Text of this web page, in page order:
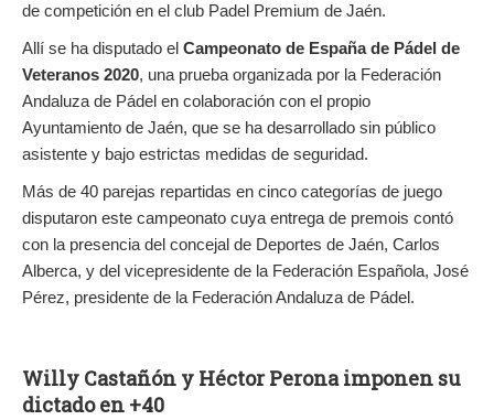
de competición en el club Padel Premium de Jaén.
Allí se ha disputado el Campeonato de España de Pádel de
Veteranos 2020, una prueba organizada por la Federación
Andaluza de Pádel en colaboración con el propio
Ayuntamiento de Jaén, que se ha desarrollado sin público
asistente y bajo estrictas medidas de seguridad.
Más de 40 parejas repartidas en cinco categorías de juego
disputaron este campeonato cuya entrega de premois contó
con la presencia del concejal de Deportes de Jaén, Carlos
Alberca, y del vicepresidente de la Federación Española, José
Pérez, presidente de la Federación Andaluza de Pádel.
Willy Castañón y Héctor Perona imponen su
dictado en +40